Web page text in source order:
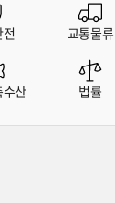
교통물류
산 법률